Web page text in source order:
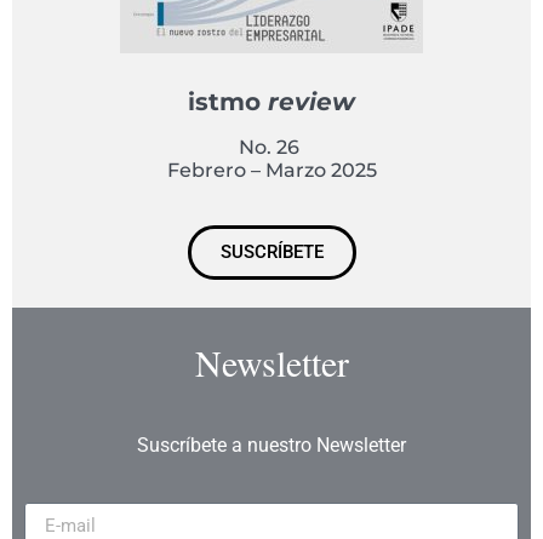
istmo review
No. 26
Febrero – Marzo 2025
SUSCRÍBETE
Newsletter
Suscríbete a nuestro Newsletter